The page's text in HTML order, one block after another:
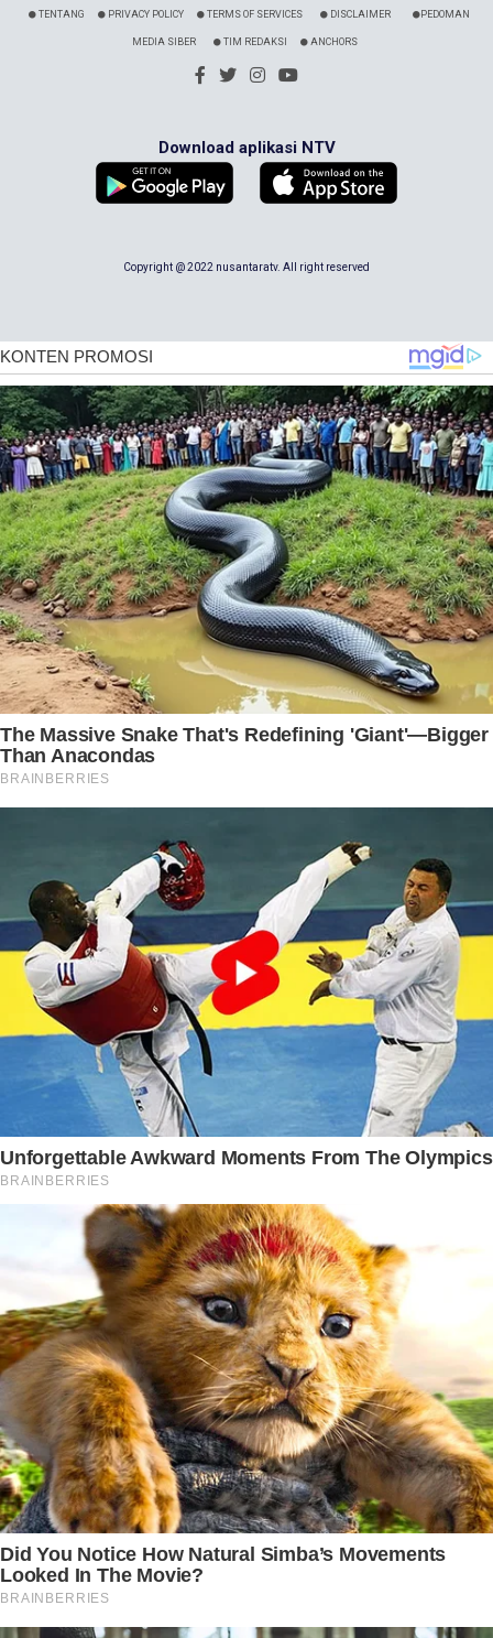
TENTANG PRIVACY POLICY TERMS OF SERVICES DISCLAIMER PEDOMAN
MEDIA SIBER TIM REDAKSI ANCHORS
Download aplikasi NTV
Copyright @ 2022 nusantaratv. All right reserved